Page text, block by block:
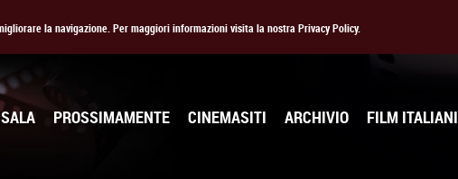
la navigazione. Per maggiori informazioni visita la nostra Privacy Policy.
PROSSIMAMENTE CINEMASITI ARCHIVIO FILM ITALIANI